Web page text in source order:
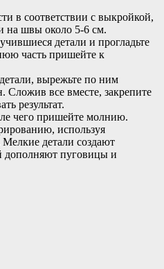
в соответствии с выкройкой,
на швы около 5-6 см.
детали и прогладьте
часть пришейте к
вырежьте по ним
Сложив все вместе, закрепите
результат.
чего пришейте молнию.
используя
детали создают
дополняют пуговицы и